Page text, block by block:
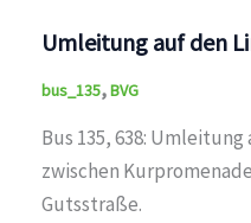
Umleitung auf den
bus_135,BVG
Bus 135, 638:
zwischen
Gutsstraße.